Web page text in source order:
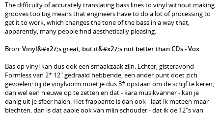
The difficulty of accurately translating bass lines to vinyl without making
grooves too big means that engineers have to do a lot of processing to
get it to work, which changes the tone of the bass in a way that,
apparently, many people find aesthetically pleasing.
Bron:Vinyl&#x27;s great, but it&#x27;s not better than CDs - Vox
Bas op vinyl kan dus ook een smaakzaak zijn. Echter, gisteravond
Formless van 2* 12" gedraaid hebbende, een ander punt doet zich
gevoelen: bij de vinylvorm moet je dus 3* opstaan om de schijf te keren,
dan wel een nieuwe op te zetten en dat - kära musikvänner - kan je
danig uit je sfeer halen. Het frappante is dan ook - laat ik meteen maar
biechten, dan is dat aapje ook van mijn schouder - dat ik de 12"s van